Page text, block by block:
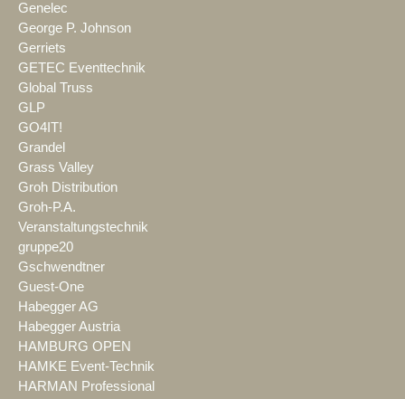
Genelec
George P. Johnson
Gerriets
GETEC Eventtechnik
Global Truss
GLP
GO4IT!
Grandel
Grass Valley
Groh Distribution
Groh-P.A.
Veranstaltungstechnik
gruppe20
Gschwendtner
Guest-One
Habegger AG
Habegger Austria
HAMBURG OPEN
HAMKE Event-Technik
HARMAN Professional